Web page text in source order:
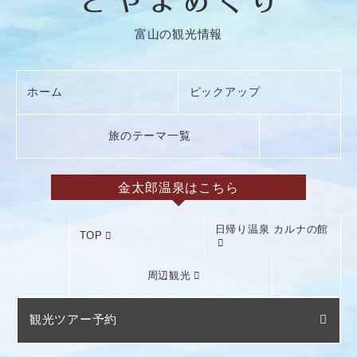
富山の観光情報
ホーム ピックアップ
旅のテーマ一覧
金太郎温泉はこちら
TOP
日帰り温泉 カルナの館
周辺観光
観光ツアー予約